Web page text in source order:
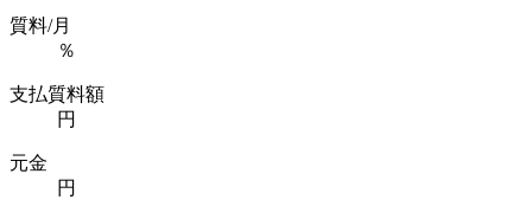
質料/月
％
支払質料額
円
元金
円